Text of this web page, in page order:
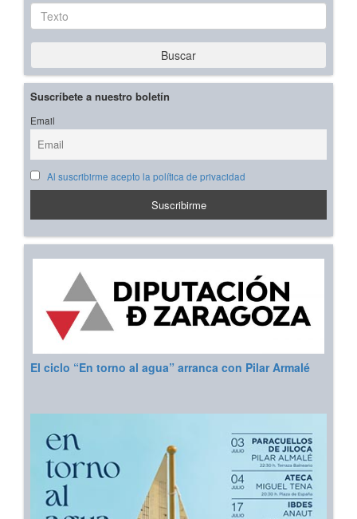
Texto
Buscar
Suscríbete a nuestro boletín
Email
Al suscribirme acepto la política de privacidad
El ciclo “En torno al agua” arranca con Pilar Armalé